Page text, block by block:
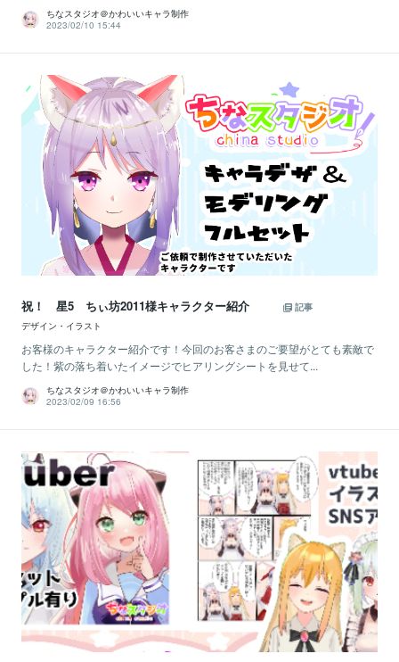
ちなスタジオ＠かわいいキャラ制作
2023/02/10 15:44
祝！ 星5 ちぃ坊2011様キャラクター紹介
記事
デザイン・イラスト
お客様のキャラクター紹介です！今回のお客さまのご要望がとても素敵で
した！紫の落ち着いたイメージでヒアリングシートを見せて...
ちなスタジオ＠かわいいキャラ制作
2023/02/09 16:56